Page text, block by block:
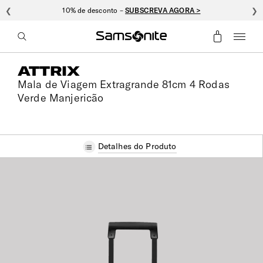
Nexis: oferta de personalização –VER COLEÇÃO >
❮ ❯
ATTRIX
Mala de Viagem Extragrande 81cm 4 Rodas
Verde Manjericão
Detalhes do Produto